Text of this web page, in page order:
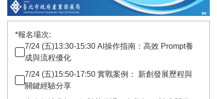
*報名場次:
7/24 (五)13:30-15:30 AI操作指南：高效 Prompt養
成與流程優化
7/24 (五)15:50-17:50 實戰案例： 新創發展歷程與
關鍵經驗分享